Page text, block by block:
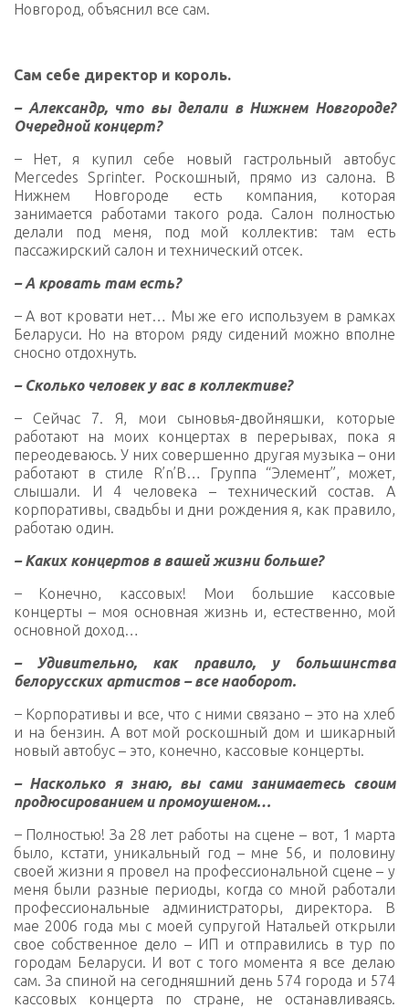
Новгород, объяснил все сам.
Сам себе директор и король.
– Александр, что вы делали в Нижнем Новгороде?
Очередной концерт?
– Нет, я купил себе новый гастрольный автобус
Mercedes Sprinter. Роскошный, прямо из салона. В
Нижнем Новгороде есть компания, которая
занимается работами такого рода. Салон полностью
делали под меня, под мой коллектив: там есть
пассажирский салон и технический отсек.
– А кровать там есть?
– А вот кровати нет… Мы же его используем в рамках
Беларуси. Но на втором ряду сидений можно вполне
сносно отдохнуть.
– Сколько человек у вас в коллективе?
– Сейчас 7. Я, мои сыновья-двойняшки, которые
работают на моих концертах в перерывах, пока я
переодеваюсь. У них совершенно другая музыка – они
работают в стиле R’n’B… Группа “Элемент”, может,
слышали. И 4 человека – технический состав. А
корпоративы, свадьбы и дни рождения я, как правило,
работаю один.
– Каких концертов в вашей жизни больше?
– Конечно, кассовых! Мои большие кассовые
концерты – моя основная жизнь и, естественно, мой
основной доход…
– Удивительно, как правило, у большинства
белорусских артистов – все наоборот.
– Корпоративы и все, что с ними связано – это на хлеб
и на бензин. А вот мой роскошный дом и шикарный
новый автобус – это, конечно, кассовые концерты.
– Насколько я знаю, вы сами занимаетесь своим
продюсированием и промоушеном…
– Полностью! За 28 лет работы на сцене – вот, 1 марта
было, кстати, уникальный год – мне 56, и половину
своей жизни я провел на профессиональной сцене – у
меня были разные периоды, когда со мной работали
профессиональные администраторы, директора. В
мае 2006 года мы с моей супругой Натальей открыли
свое собственное дело – ИП и отправились в тур по
городам Беларуси. И вот с того момента я все делаю
сам. За спиной на сегодняшний день 574 города и 574
кассовых концерта по стране, не останавливаясь.